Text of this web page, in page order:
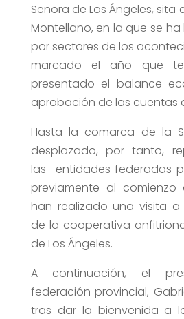
Señora de Los Ángeles, sita
Montellano, en la que se
por sectores de los
marcado el año que
presentado el balance
aprobación de las cuentas
Hasta la comarca de la
desplazado, por tanto,
las entidades federadas
previamente al comienzo
han realizado una visita a
de la cooperativa
de Los Ángeles.
A continuación, el
federación provincial,
tras dar la bienvenida a